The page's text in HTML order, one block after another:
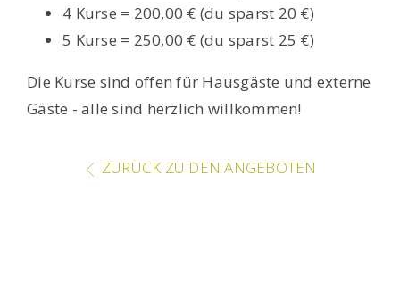
4 Kurse = 200,00 € (du sparst 20 €)
5 Kurse = 250,00 € (du sparst 25 €)
Die Kurse sind offen für Hausgäste und externe
Gäste - alle sind herzlich willkommen!
ZURÜCK ZU DEN ANGEBOTEN